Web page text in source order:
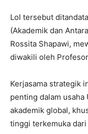
LoI tersebut
(Akademik dan
Rossita Shapawi,
diwakili oleh
Kerjasama strategik
penting dalam usaha
akademik global,
tinggi terkemuka dari